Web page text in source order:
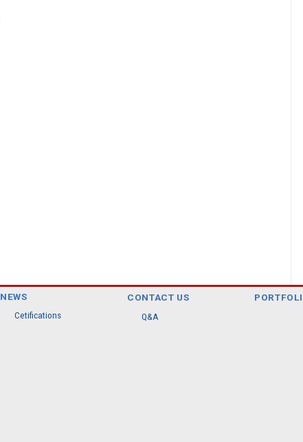
NEWS
Cetifications
CONTACT US
Q&A